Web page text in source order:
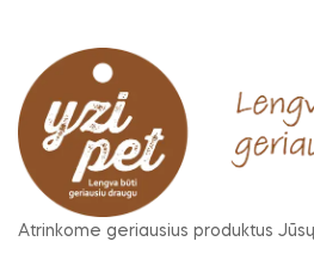
Atrinkome geriausius produktus